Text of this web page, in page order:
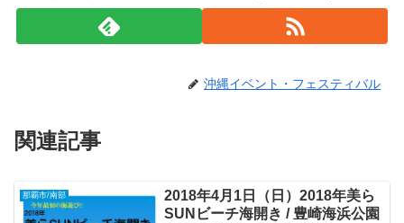
沖縄イベント・フェスティバル
関連記事
那覇市/南部
2018年4月1日（日）2018年美ら
SUNビーチ海開き / 豊崎海浜公園